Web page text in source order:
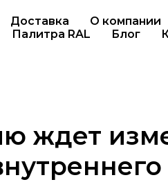
Доставка О компании
Палитра RAL
Блог
ждет